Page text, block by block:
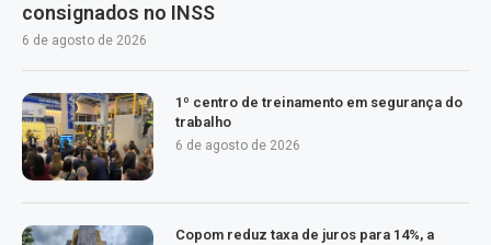
consignados no INSS
6 de agosto de 2026
1º centro de treinamento em segurança do
trabalho
6 de agosto de 2026
Copom reduz taxa de juros para 14%, a